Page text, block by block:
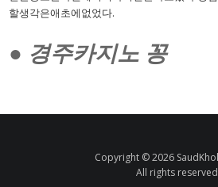
할생각은애초에없었다.
● 경주카지노 꽁
Copyright © 2026
All rights